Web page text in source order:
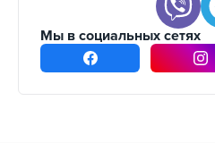
Мы в социальных сетях